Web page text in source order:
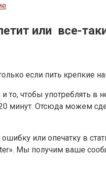
или все-
если пить крепкие
чтобы употреблять в
минут. Отсюда можем
или опечатку в
Мы получим ваше